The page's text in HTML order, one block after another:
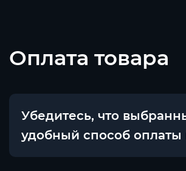
Оплата товара
Убедитесь, что
удобный способ оплаты